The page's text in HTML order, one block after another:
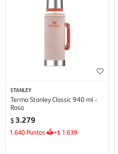
STANLEY
Termo Stanley Classic 940 ml -
Rosa
$ 3.279
1.640 Puntos +$ 1.639